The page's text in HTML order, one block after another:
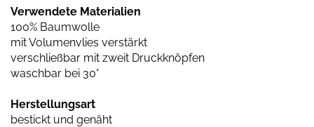
Verwendete Materialien
100% Baumwolle
mit Volumenvlies verstärkt
verschließbar mit zweit Druckknöpfen
waschbar bei 30°
Herstellungsart
bestickt und genäht